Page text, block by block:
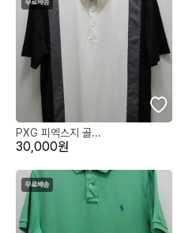
PXG 피엑스지 골...
30,000원